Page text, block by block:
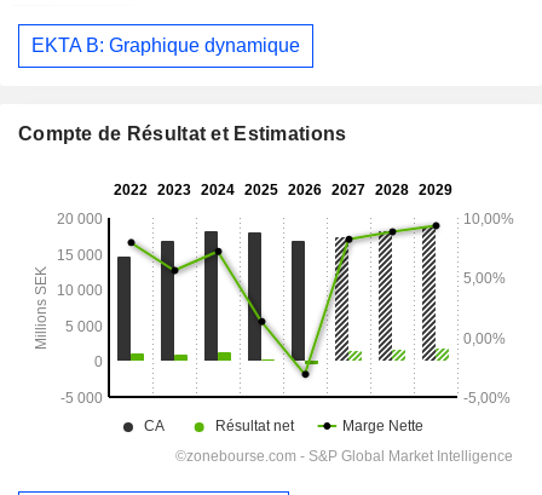
EKTA B: Graphique dynamique
Compte de Résultat et Estimations